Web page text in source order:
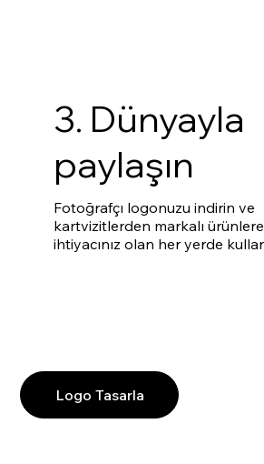
3. Dünyayla
paylaşın
Fotoğrafçı logonuzu indirin ve
kartvizitlerden markalı
ihtiyacınız olan her yerde
Logo Tasarla